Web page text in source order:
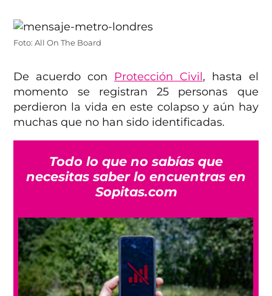
Foto: All On The Board
De acuerdo con Protección Civil, hasta el
momento se registran 25 personas que
perdieron la vida en este colapso y aún hay
muchas que no han sido identificadas.
Todo lo que no sabías que
necesitas saber lo encuentras en
Sopitas.com